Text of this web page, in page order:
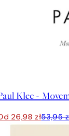
Klee -
26,98 zł53,95